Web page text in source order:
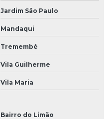
Jardim São Paulo
Mandaqui
Tremembé
Vila Guilherme
Vila Maria
Bairro do Limão